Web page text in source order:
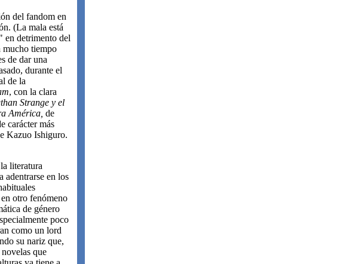
del fandom en
(La mala está
en detrimento del
mucho tiempo
de dar una
durante el
de la
, con la clara
Strange y el
América, de
carácter más
Kazuo Ishiguro.
literatura
adentrarse en los
otro fenómeno
de género
poco
como un lord
su nariz que,
que